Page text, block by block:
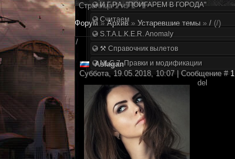
И.Г.Р.А. "ПОИГАРЕМ В ГОРОДА"
Считаем
S.T.A.L.K.E.R. Anomaly
⚒ Справочник вылетов
NLC 7. Правки и модификации
Страница1из1 1
Форум » Архив » Устаревшие темы » / (/)
/
Asfagan
Суббота, 19.05.2018, 10:07 | Сообщение #1
del